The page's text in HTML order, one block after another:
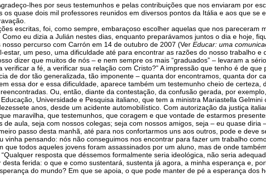
lhes por seus testemunhos e pelas contribuições que nos enviaram por
os quase dois mil professores reunidos em diversos pontos da Itália e aos que
escritas, foi, como sempre, embaraçoso escolher aquelas que nos
eu dizia a Julián nestes dias, enquanto preparávamos juntos o dia e hoje,
percurso com Carrón em 14 de outubro de 2007 (Ver Educar: uma
estar, um peso, uma dificuldade até para encontrar as razões do nosso trabalho
dizer que muitos de nós – e nem sempre os mais “graduados” – levaram a
a fé, a verificar sua relação com Cristo?” A impressão que tenho é de
de dor tão generalizada, tão imponente – quanta dor encontramos, quanta dor
essa dor e essa dificuldade, aparece também um testemunho cheio de
Ou, então, diante da contestação, da confusão gerada, por
Universidade e Pesquisa italiano, que tem a ministra Mariastella
anos, desde um acidente automobilístico. Com autorização da justiça
maravilha, que testemunhos, que coragem e que vontade de estarmos
de aula, seja com nossos colegas; seja com nossos amigos, seja – eu quase diria
passo desta manhã, até para nos confortarmos uns aos outros, pode e deve
vinha pensando: nós não conseguimos nos encontrar para fazer um trabalho
que todos aqueles jovens foram assassinados por um aluno, mas de onde
resposta que déssemos formalmente seria ideológica, não seria
ferida: o que e como sustentará, sustenta já agora, a minha esperança e,
do mundo? Em que se apoia, o que pode manter de pé a esperança